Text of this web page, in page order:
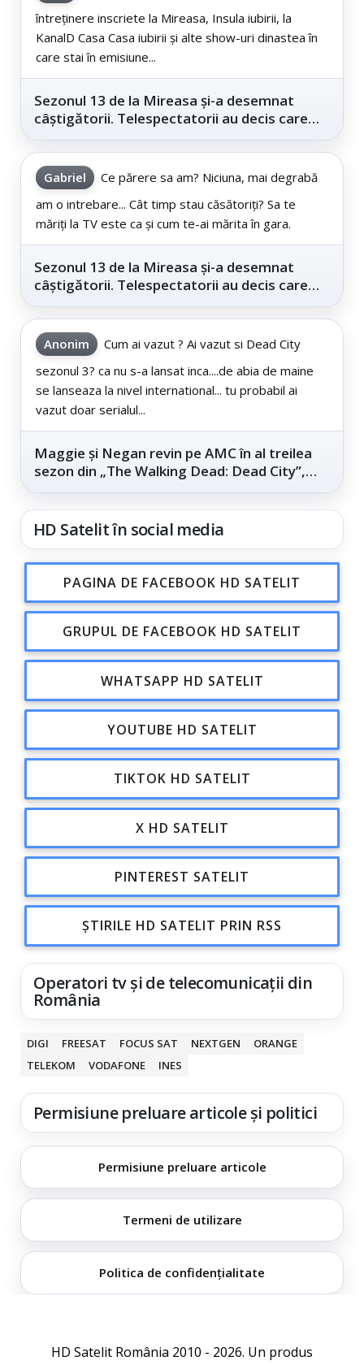
întreținere inscriete la Mireasa, Insula iubirii, la
KanalD Casa Casa iubirii și alte show-uri dinastea în
care stai în emisiune...
Sezonul 13 de la Mireasa și-a desemnat
câștigătorii. Telespectatorii au decis care
Gabriel
Ce părere sa am? Niciuna, mai degrabă
am o intrebare... Cât timp stau căsătoriți? Sa te
măriți la TV este ca și cum te-ai mărita în gara.
Sezonul 13 de la Mireasa și-a desemnat
câștigătorii. Telespectatorii au decis care
Anonim
Cum ai vazut ? Ai vazut si Dead City
sezonul 3? ca nu s-a lansat inca....de abia de maine
se lanseaza la nivel international... tu probabil ai
vazut doar serialul...
Maggie și Negan revin pe AMC în al treilea
sezon din „The Walking Dead: Dead City”,
HD Satelit în social media
PAGINA DE FACEBOOK HD SATELIT
GRUPUL DE FACEBOOK HD SATELIT
WHATSAPP HD SATELIT
YOUTUBE HD SATELIT
TIKTOK HD SATELIT
X HD SATELIT
PINTEREST SATELIT
ȘTIRILE HD SATELIT PRIN RSS
Operatori tv și de telecomunicații din
România
DIGI FREESAT FOCUS SAT NEXTGEN
ORANGE
TELEKOM
VODAFONE INES
Permisiune preluare articole și politici
Permisiune preluare articole
Termeni de utilizare
Politica de confidențialitate
HD Satelit România 2010 - 2026. Un produs